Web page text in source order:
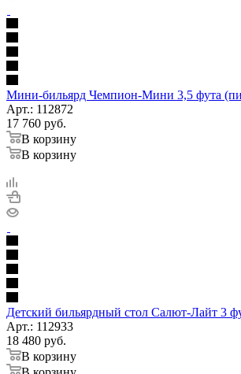
Мини-бильярд Чемпион-Мини 3,5 фута
Арт.: 112872
17 760 руб.
В корзину
В корзину
Детский бильярдный стол Салют-Лайт 3
Арт.: 112933
18 480 руб.
В корзину